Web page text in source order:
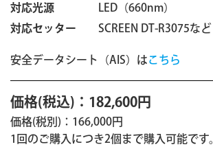
対応光源
LED（660nm）
対応セッター
SCREEN DT-R3075など
安全データシート（AIS）はこちら
価格(税込)：182,600円
価格(税別)：166,000円
1回のご購入につき2個まで購入可能です。